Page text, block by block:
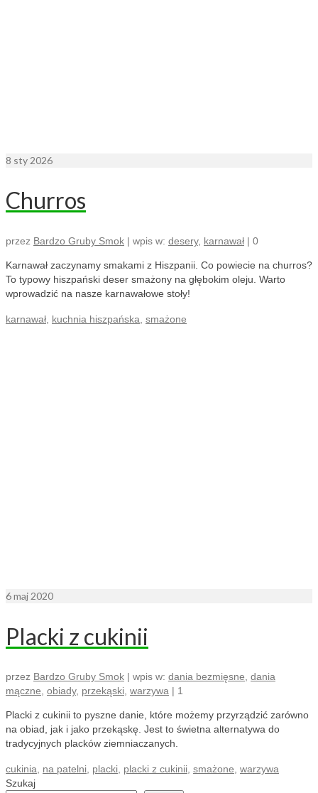
8 sty 2026
Churros
przez Bardzo Gruby Smok | wpis w: desery, karnawał | 0
Karnawał zaczynamy smakami z Hiszpanii. Co powiecie na churros?
To typowy hiszpański deser smażony na głębokim oleju. Warto
wprowadzić na nasze karnawałowe stoły!
karnawał kuchnia hiszpańska smażone
6maj 2020
Placki z cukinii
przez Bardzo Gruby Smok | wpis w: dania bezmięsne dania
mączne obiady, przekąski warzywa | 1
Placki z cukinii to pyszne danie, które możemy przyrządzić zarówno
na obiad, jak i jako przekąskę. Jest to świetna alternatywa do
tradycyjnych placków ziemniaczanych.
cukinia na patelni placki placki z cukinii smażone warzywa
Szukaj